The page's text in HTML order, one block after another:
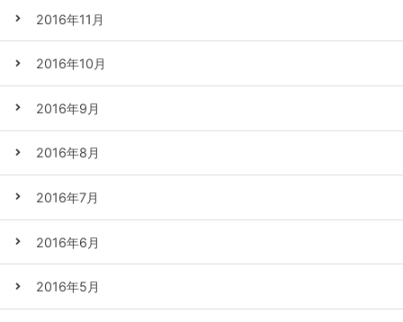
2016年11月
2016年10月
2016年9月
2016年8月
2016年7月
2016年6月
2016年5月